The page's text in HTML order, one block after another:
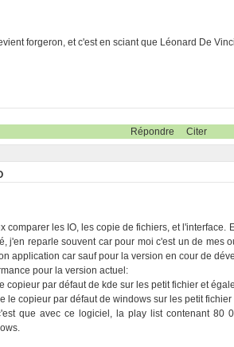
forgeron, et c'est en sciant que Léonard De
Répondre Citer
comparer les IO, les copie de fichiers, et
j'en reparle souvent car pour moi c'est un de mes
application car sauf pour la version en cour de
pour la version actuel:
copieur par défaut de kde sur les petit fichier et
le copieur par défaut de windows sur les petit fichier
que avec ce logiciel, la play list contenant 80